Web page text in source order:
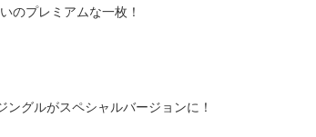
のプレミアムな一枚！
グルがスペシャルバージョンに！